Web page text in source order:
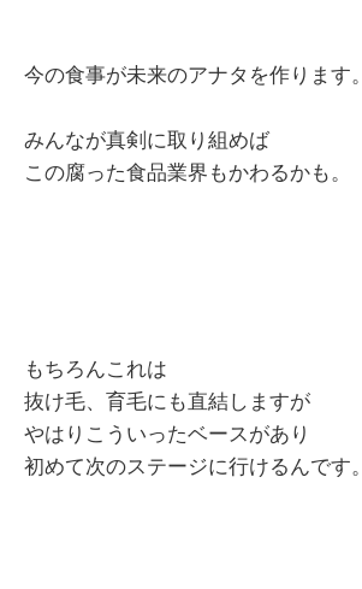
今の食事が未来のアナタを作ります。
みんなが真剣に取り組めば
この腐った食品業界もかわるかも。
もちろんこれは
抜け毛、育毛にも直結しますが
やはりこういったベースがあり
初めて次のステージに行けるんです。